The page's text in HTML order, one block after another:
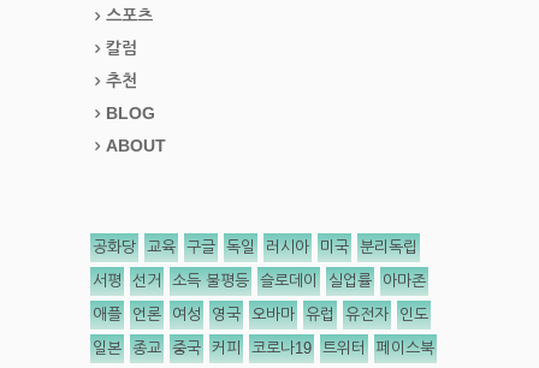
스포츠
칼럼
추천
BLOG
ABOUT
공화당 교육 구글 독일 러시아 미국 분리독립
서평 선거 소득 불평등 슬로데이 실업률 아마존
애플 언론 여성 영국 오바마 유럽 유전자 인도
일본 종교 중국 커피 코로나19 트위터 페이스북